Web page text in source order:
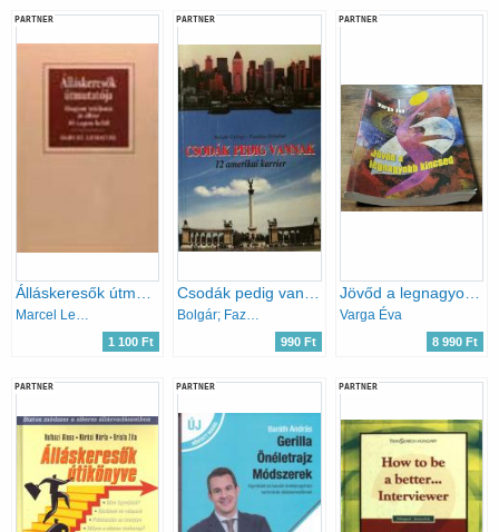
PARTNER
Marcel Lemaitre
1 100 Ft
PARTNER
Bolgár; Fazekas
990 Ft
PARTNER
Jövőd a legnagyobb kincsed - Életpálya építés
Varga Éva
8 990 Ft
PARTNER PARTNER PARTNER